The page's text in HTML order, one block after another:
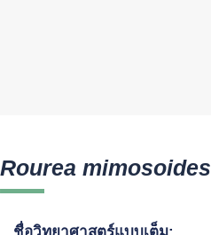
Rourea mimosoides
ชื่อวิทยาศาสตร์แบบเต็ม: